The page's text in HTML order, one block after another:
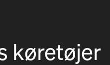
køretøjer